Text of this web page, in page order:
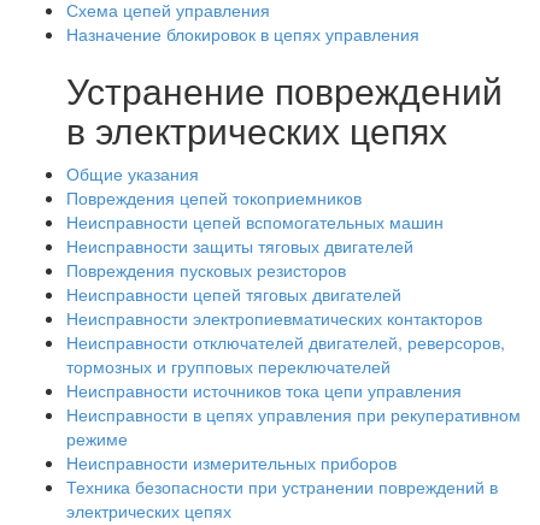
Схема цепей управления
Назначение блокировок в цепях управления
Устранение повреждений
в электрических цепях
Общие указания
Повреждения цепей токоприемников
Неисправности цепей вспомогательных машин
Неисправности защиты тяговых двигателей
Повреждения пусковых резисторов
Неисправности цепей тяговых двигателей
Неисправности электропиевматических контакторов
Неисправности отключателей двигателей, реверсоров,
тормозных и групповых переключателей
Неисправности источников тока цепи управления
Неисправности в цепях управления при рекуперативном
режиме
Неисправности измерительных приборов
Техника безопасности при устранении повреждений в
электрических цепях